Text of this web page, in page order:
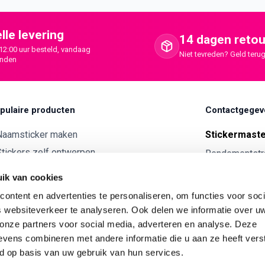
van cookies
en advertenties te personaliseren, om functies voor
websiteverkeer te analyseren. Ook delen we informatie over
partners voor social media, adverteren en analyse. Deze
combineren met andere informatie die u aan ze heeft
op basis van uw gebruik van hun services.
levering
uur besteld, vandaag
14 dagen
Niet tevreden? Geld
producten
maken
zelf ontwerpen
je eigen kunststof tekst
maken
je eigen Vilt tekst
je eigen rally naam sticker
KVK:71793437
BTW nr: